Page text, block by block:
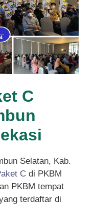
C
Selatan, Kab.
C di PKBM
PKBM tempat
terdaftar di